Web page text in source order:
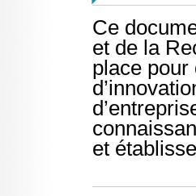
Ce
et de la
place pour
et